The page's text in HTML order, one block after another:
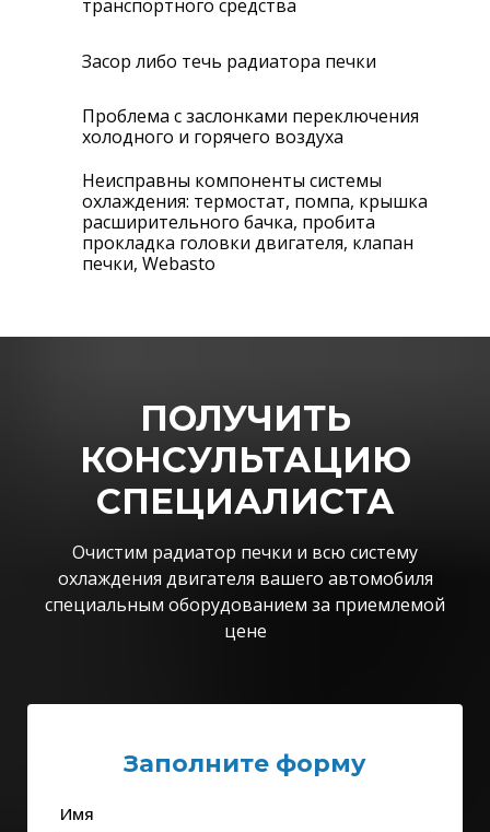
транспортного средства
Засор либо течь радиатора печки
Проблема с заслонками переключения
холодного и горячего воздуха
Неисправны компоненты системы
охлаждения: термостат, помпа, крышка
расширительного бачка, пробита
прокладка головки двигателя, клапан
печки, Webasto
ПОЛУЧИТЬ
КОНСУЛЬТАЦИЮ
СПЕЦИАЛИСТА
Очистим радиатор печки и всю систему
охлаждения двигателя вашего автомобиля
специальным оборудованием за приемлемой
цене
Заполните форму
Имя